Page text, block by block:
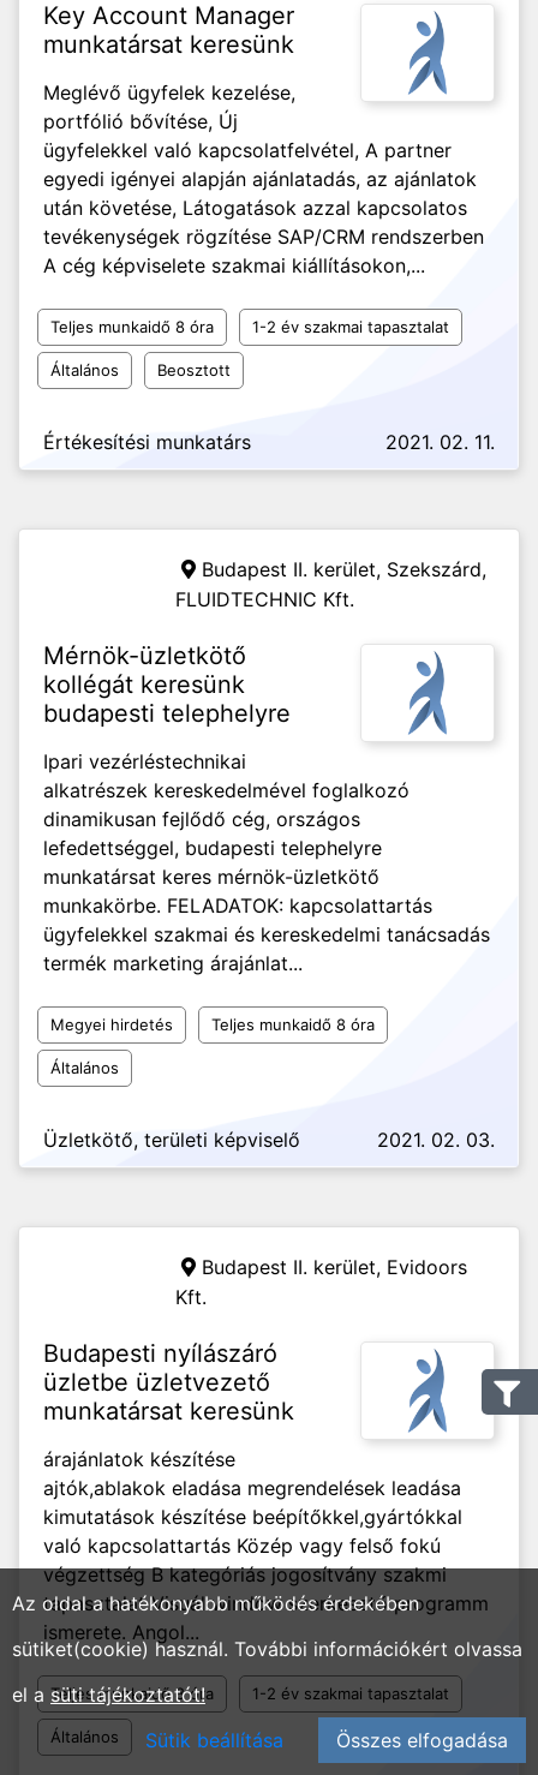
Key Account Manager
munkatársat keresünk
Meglévő ügyfelek kezelése,
portfólió bővítése, Új
ügyfelekkel való kapcsolatfelvétel, A partner
egyedi igényei alapján ajánlatadás, az ajánlatok
után követése, Látogatások azzal kapcsolatos
tevékenységek rögzítése SAP/CRM rendszerben
A cég képviselete szakmai kiállításokon,...
Teljes munkaidő 8 óra 1-2 év szakmai tapasztalat
Általános Beosztott
Értékesítési munkatárs 2021. 02. 11.
Budapest II. kerület, Szekszárd,
FLUIDTECHNIC Kft.
Mérnök-üzletkötő
kollégát keresünk
budapesti telephelyre
Ipari vezérléstechnikai
alkatrészek kereskedelmével foglalkozó
dinamikusan fejlődő cég, országos
lefedettséggel, budapesti telephelyre
munkatársat keres mérnök-üzletkötő
munkakörbe. FELADATOK: kapcsolattartás
ügyfelekkel szakmai és kereskedelmi tanácsadás
termék marketing árajánlat...
Megyei hirdetés Teljes munkaidő 8 óra
Általános
Üzletkötő, területi képviselő 2021. 02. 03.
Budapest II. kerület, Evidoors
Kft.
Budapesti nyílászáró
üzletbe üzletvezető
munkatársat keresünk
árajánlatok készítése
ajtók,ablakok eladása megrendelések leadása
kimutatások készítése beépítőkkel,gyártókkal
való kapcsolattartás Közép vagy felső fokú
végzettség B kategóriás jogosítvány szakmi
tapasztalat Visuál window szerkesztő programm
ismerete. Angol...
Teljes munkaidő 8 óra 1-2 év szakmai tapasztalat
Általános
Az oldal a hatékonyabb működés érdekében
sütiket(cookie) használ. További információkért olvassa
el a süti tájékoztatót!
Sütik beállítása
Összes elfogadása